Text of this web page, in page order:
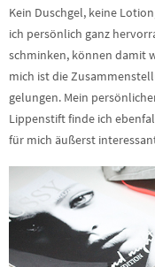
Kein Duschgel, keine
ich persönlich ganz
schminken, können damit
mich ist die
gelungen. Mein
Lippenstift finde ich
für mich äußerst